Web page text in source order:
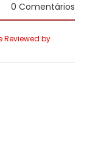
0 Comentários
Reviewed by